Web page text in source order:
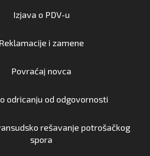
Izjava o PDV-u
Reklamacije i zamene
Povraćaj novca
odricanju od odgovornosti
rešavanje potrošačkog
spora